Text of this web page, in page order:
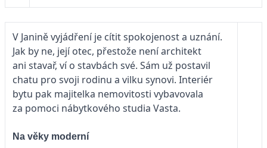
V Janině vyjádření je cítit spokojenost a uznání.
Jak by ne, její otec, přestože není architekt
ani stavař, ví o stavbách své. Sám už postavil
chatu pro svoji rodinu a vilku synovi. Interiér
bytu pak majitelka nemovitosti vybavovala
za pomoci nábytkového studia Vasta.
Na věky moderní